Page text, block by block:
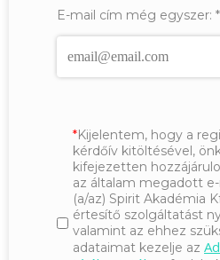
E-mail cím még egyszer: *
Kijelentem, hogy a
kérdőív kitöltésével,
kifejezetten
az általam megadott
(a/az) Spirit Akadémia
értesítő szolgáltatást
valamint az ehhez
adataimat kezelje az